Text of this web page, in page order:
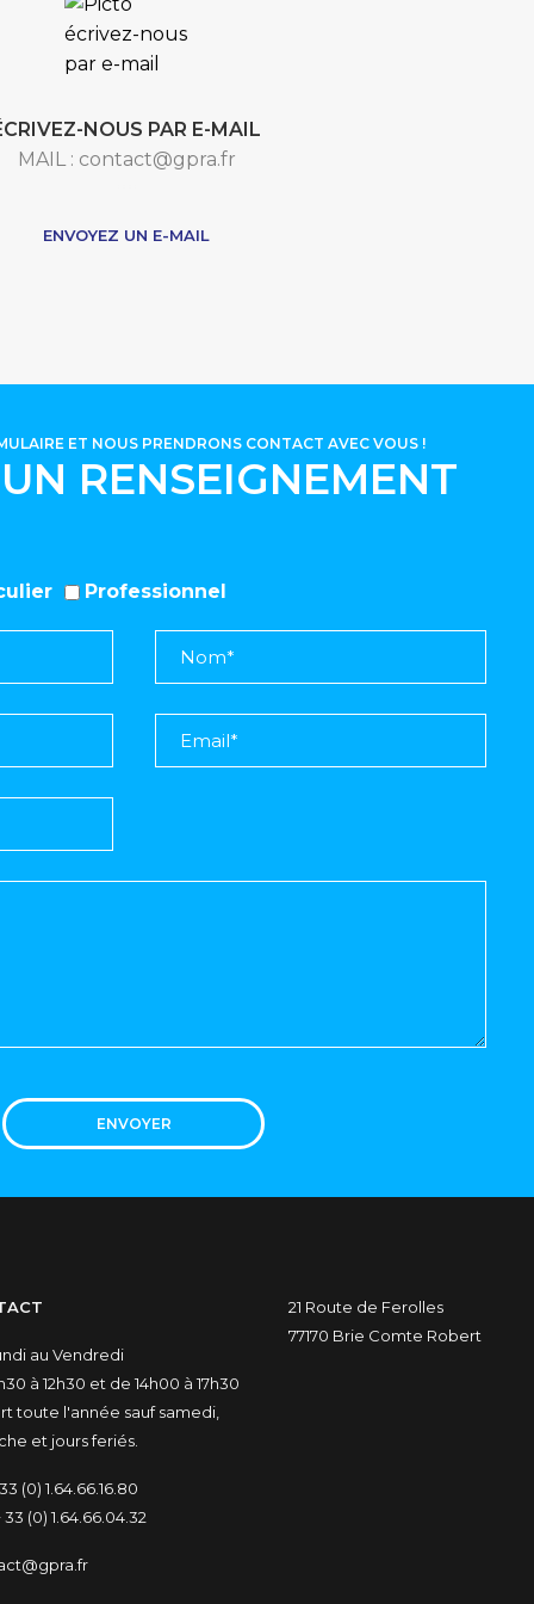
NOUS PAR E-MAIL
MAIL : contact@gpra.fr
ENVOYEZ UN E-MAIL
RENSEIGNEMENT
ET NOUS PRENDRONS CONTACT AVEC VOUS !
Professionnel
ENVOYER
au Vendredi
à 12h30 et de 14h00 à 17h30
toute l'année sauf samedi,
et jours feriés.
(0) 1.64.66.16.80
33 (0) 1.64.66.04.32
21 Route de Ferolles
77170 Brie Comte Robert